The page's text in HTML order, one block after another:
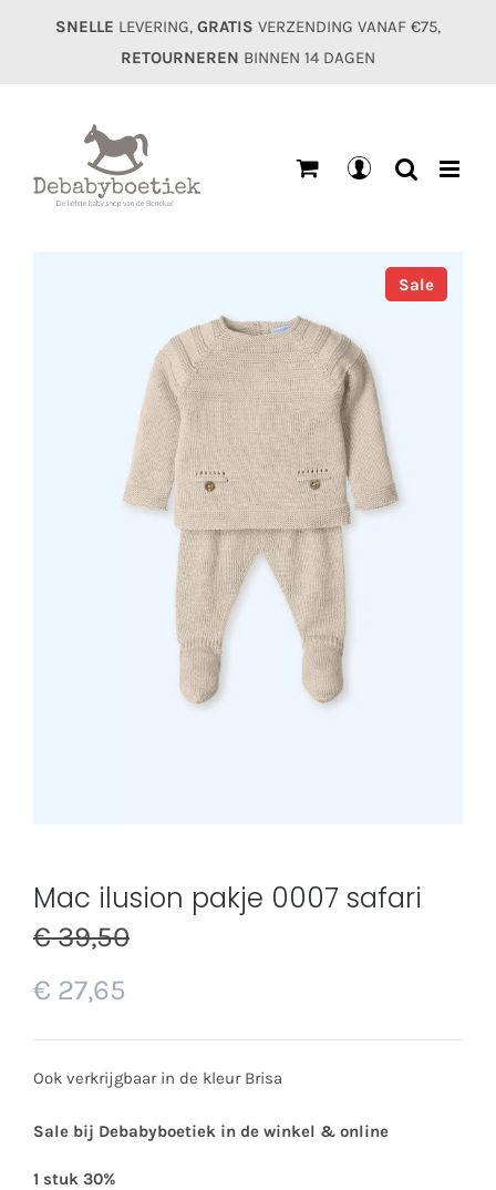
SNELLE LEVERING, GRATIS VERZENDING VANAF €75,
RETOURNEREN BINNEN 14 DAGEN
Sale
Mac ilusion pakje 0007 safari
€39,50
€ 27,65
Ook verkrijgbaar in de kleur Brisa
Sale bij Debabyboetiek in de winkel & online
1 stuk 30%